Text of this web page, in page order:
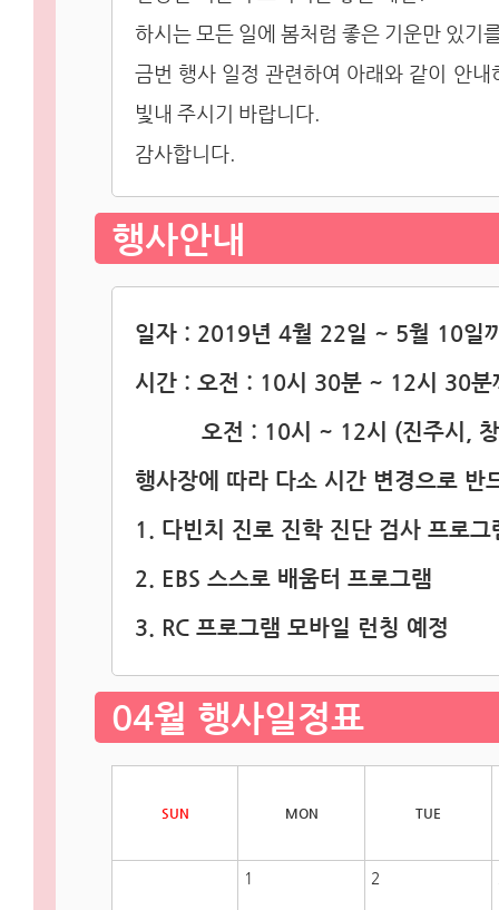
하시는 모든 일에 봄처럼 좋은 기운만 있기
금번 행사 일정 관련하여 아래와 같이 안
빛내 주시기 바랍니다.
감사합니다.
행사안내
일자 : 2019년 4월 22일 ~ 5월 10일
시간 : 오전 : 10시 30분 ~ 12시 30분
오전 : 10시 ~ 12시 (진주시, 창
행사장에 따라 다소 시간 변경으로 반
1. 다빈치 진로 진학 진단 검사 프로그
2. EBS 스스로 배움터 프로그램
3. RC 프로그램 모바일 런칭 예정
04월 행사일정표
SUN MON TUE
1 2